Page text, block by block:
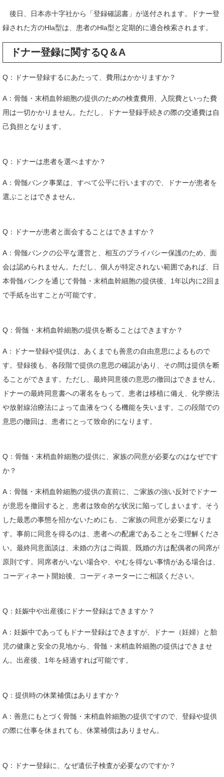
後日、日本赤十字社から「登録確認書」が送付されます。ドナー登
録された方のHla型は、患者のHla型と定期的に適合検索されます。
ドナー登録に関するQ＆A
Q：ドナー登録するにあたって、費用はかかりますか？
A：骨髄・末梢血幹細胞の提供のための検査費用、入院費といった費
用は一切かかりません。ただし、ドナー登録手続きの際の交通費は自
己負担となります。
Q：ドナーは患者を選べますか？
A：骨髄バンク事業は、すべて公平に行いますので、ドナーが患者を
選ぶことはできません。
Q：ドナーが患者と面会することはできますか？
A：骨髄バンクの公平な運営と、相互のプライバシー保護のため、面
会は認められません。ただし、個人が特定されない範囲であれば、日
本骨髄バンクを通じて骨髄・末梢血幹細胞の提供後、1年以内に2回ま
で手紙を出すことが可能です。
Q：骨髄・末梢血幹細胞の提供を断ることはできますか？
A：ドナー登録や提供は、あくまでも善意の自由意思によるもので
す。登録後も、各段階で提供の意思の確認があり、その間は提供を断
ることができます。ただし、最終同意後の意思の撤回はできません。
ドナーの最終同意書への署名をもって、患者は移植に備え、化学療法
や放射線治療法によって血液をつくる機能を失います。この段階での
意思の撤回は、患者にとって致命的になります。
Q：骨髄・末梢血幹細胞の提供に、家族の同意が必要なのはなぜです
か？
A：骨髄・末梢血幹細胞の提供の直前に、ご家族の強い反対でドナー
が意思を撤回すると、患者は致命的な状況に陥ってしまいます。そう
した最悪の事態を招かないためにも、ご家族の同意が必要になりま
す。事前に同意を得るのは、患者への配慮であることをご理解くださ
い。最終同意面談は、未婚の方はご両親、既婚の方は配偶者の同席が
原則です。同席者がいない場合や、やむを得ない事情がある場合は、
コーディネート開始後、コーディネーターにご相談ください。
Q：妊娠中や出産後にドナー登録はできますか？
A：妊娠中であってもドナー登録はできますが、ドナー（妊婦）と胎
児の健康と安全の見地から、骨髄・末梢血幹細胞の提供はできませ
ん。出産後、1年を経過すれば可能です。
Q：提供時の休業補償はありますか？
A：善意にもとづく骨髄・末梢血幹細胞の提供ですので、登録や提供
の際に仕事を休まれても、休業補償はありません。
Q：ドナー登録に、なぜ遺伝子検査が必要なのですか？